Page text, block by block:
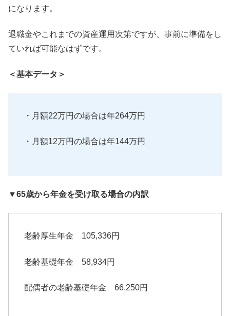
になります。
退職金やこれまでの資産運用次第ですが、事前に準備をし
ていれば可能なはずです。
＜基本データ＞
・月額22万円の場合は年264万円
・月額12万円の場合は年144万円
▼65歳から年金を受け取る場合の内訳
老齢厚生年金 105,336円
老齢基礎年金 58,934円
配偶者の老齢基礎年金 66,250円